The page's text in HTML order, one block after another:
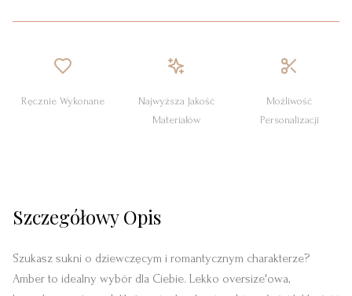
Ręcznie Wykonane
Najwyższa Jakość
Materiałów
Możliwość
Personalizacji
Szczegółowy Opis
Szukasz sukni o dziewczęcym i romantycznym charakterze?
Amber to idealny wybór dla Ciebie. Lekko oversize'owa,